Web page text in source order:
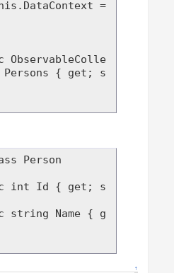
Persons { get; s
↑